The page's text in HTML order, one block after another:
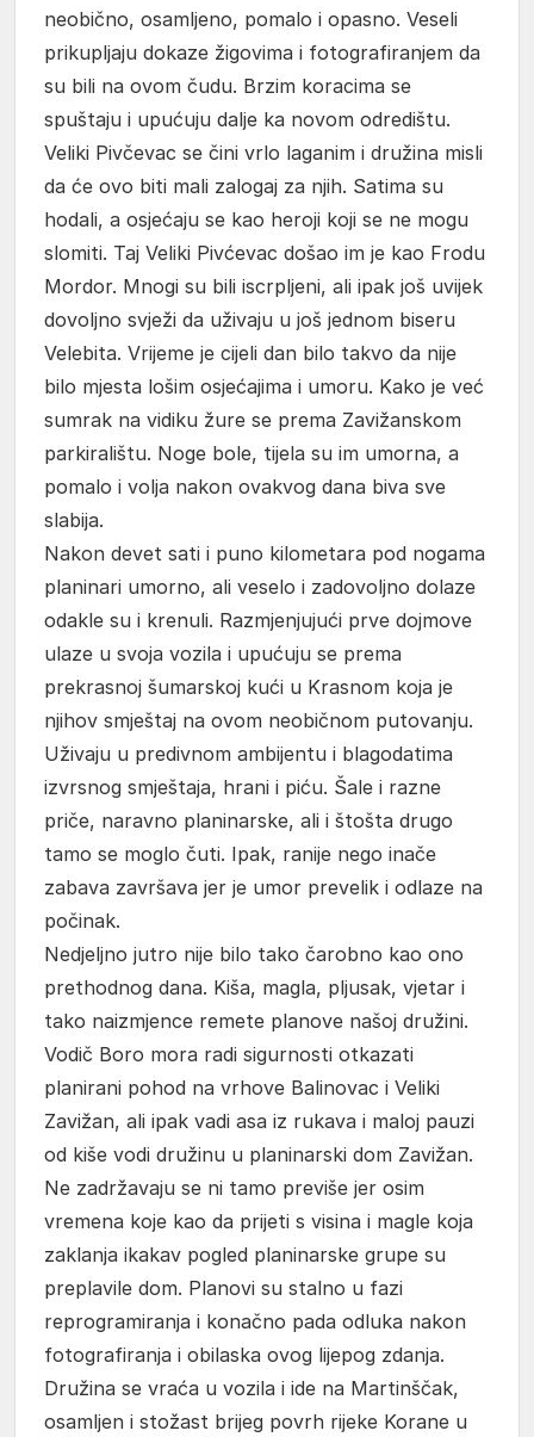
neobično, osamljeno, pomalo i opasno. Veseli
prikupljaju dokaze žigovima i fotografiranjem da
su bili na ovom čudu. Brzim koracima se
spuštaju i upućuju dalje ka novom odredištu.
Veliki Pivčevac se čini vrlo laganim i družina misli
da će ovo biti mali zalogaj za njih. Satima su
hodali, a osjećaju se kao heroji koji se ne mogu
slomiti. Taj Veliki Pivćevac došao im je kao Frodu
Mordor. Mnogi su bili iscrpljeni, ali ipak još uvijek
dovoljno svježi da uživaju u još jednom biseru
Velebita. Vrijeme je cijeli dan bilo takvo da nije
bilo mjesta lošim osjećajima i umoru. Kako je već
sumrak na vidiku žure se prema Zavižanskom
parkiralištu. Noge bole, tijela su im umorna, a
pomalo i volja nakon ovakvog dana biva sve
slabija.
Nakon devet sati i puno kilometara pod nogama
planinari umorno, ali veselo i zadovoljno dolaze
odakle su i krenuli. Razmjenjujući prve dojmove
ulaze u svoja vozila i upućuju se prema
prekrasnoj šumarskoj kući u Krasnom koja je
njihov smještaj na ovom neobičnom putovanju.
Uživaju u predivnom ambijentu i blagodatima
izvrsnog smještaja, hrani i piću. Šale i razne
priče, naravno planinarske, ali i štošta drugo
tamo se moglo čuti. Ipak, ranije nego inače
zabava završava jer je umor prevelik i odlaze na
počinak.
Nedjeljno jutro nije bilo tako čarobno kao ono
prethodnog dana. Kiša, magla, pljusak, vjetar i
tako naizmjence remete planove našoj družini.
Vodič Boro mora radi sigurnosti otkazati
planirani pohod na vrhove Balinovac i Veliki
Zavižan, ali ipak vadi asa iz rukava i maloj pauzi
od kiše vodi družinu u planinarski dom Zavižan.
Ne zadržavaju se ni tamo previše jer osim
vremena koje kao da prijeti s visina i magle koja
zaklanja ikakav pogled planinarske grupe su
preplavile dom. Planovi su stalno u fazi
reprogramiranja i konačno pada odluka nakon
fotografiranja i obilaska ovog lijepog zdanja.
Družina se vraća u vozila i ide na Martinščak,
osamljen i stožast brijeg povrh rijeke Korane u